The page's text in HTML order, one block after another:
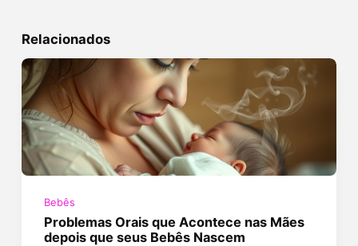
Relacionados
Bebês
Problemas Orais que Acontece nas Mães
depois que seus Bebês Nascem